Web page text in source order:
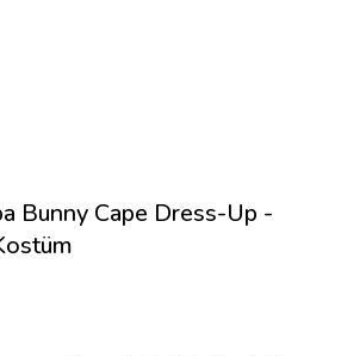
Bunny Cape Dress-Up -